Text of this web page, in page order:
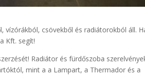
vízórákból, csövekből és radiátorokból áll.
Kft. segít!
Radiátor és fürdőszoba
mint a a Lampart, a Thermador és a